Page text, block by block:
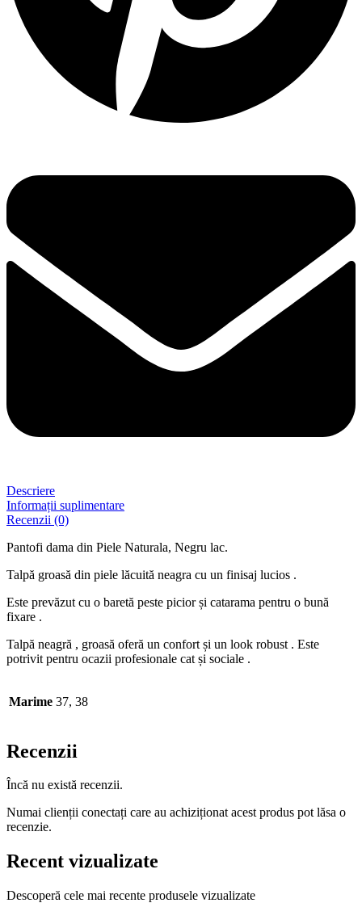
Descriere
Informații suplimentare
Recenzii (0)
Pantofi dama din Piele Naturala, Negru lac.
Talpă groasă din piele lăcuită neagra cu un finisaj lucios .
Este prevăzut cu o baretă peste picior și catarama pentru o bună
fixare .
Talpă neagră , groasă oferă un confort și un look robust . Este
potrivit pentru ocazii profesionale cat și sociale .
Marime 37, 38
Recenzii
Încă nu există recenzii.
Numai clienții conectați care au achiziționat acest produs pot lăsa o
recenzie.
Recent vizualizate
Descoperă cele mai recente produsele vizualizate